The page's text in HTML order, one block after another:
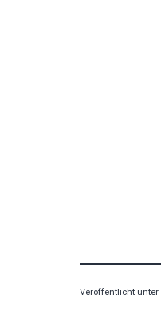
Veröffentlicht unter